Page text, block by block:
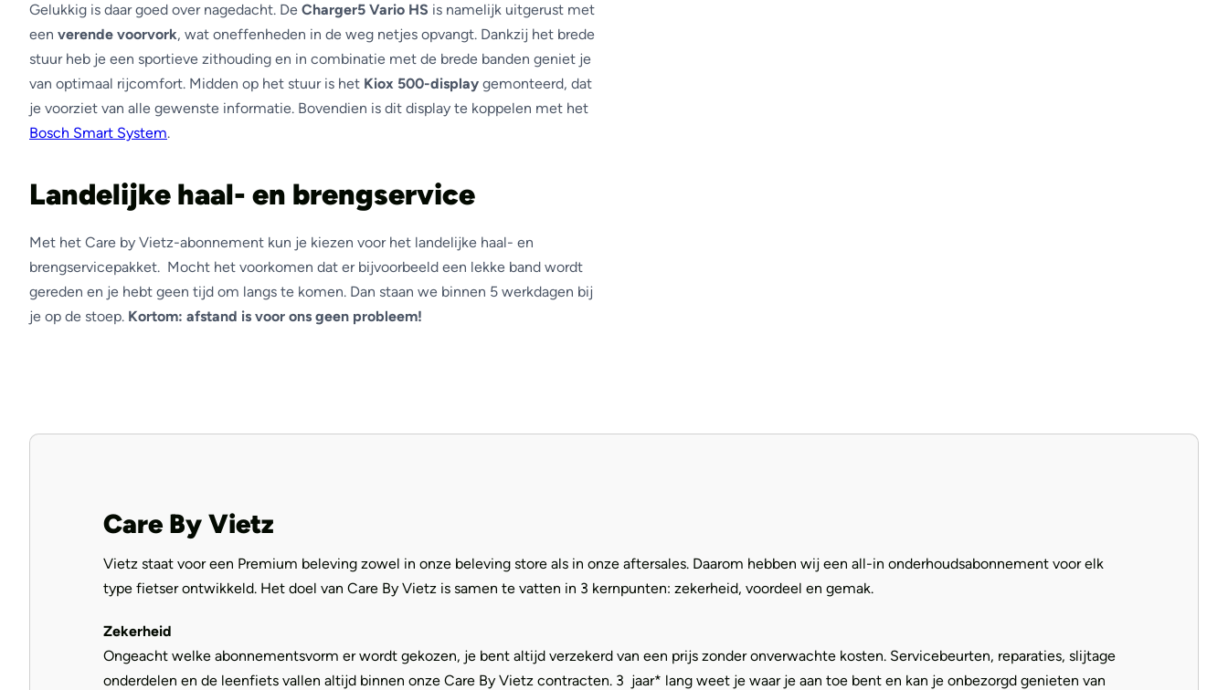
Gelukkig is daar goed over nagedacht. De Charger5 Vario HS is namelijk uitgerust met
een verende voorvork, wat oneffenheden in de weg netjes opvangt. Dankzij het brede
stuur heb je een sportieve zithouding en in combinatie met de brede banden geniet je
van optimaal rijcomfort. Midden op het stuur is het Kiox 500-display gemonteerd, dat
je voorziet van alle gewenste informatie. Bovendien is dit display te koppelen met het
Bosch Smart System.
Landelijke haal- en brengservice
Met het Care by Vietz-abonnement kun je kiezen voor het landelijke haal- en
brengservicepakket. Mocht het voorkomen dat er bijvoorbeeld een lekke band wordt
gereden en je hebt geen tijd om langs te komen. Dan staan we binnen 5 werkdagen bij
je op de stoep. Kortom: afstand is voor ons geen probleem!
Care By Vietz
Vietz staat voor een Premium beleving zowel in onze beleving store als in onze aftersales. Daarom hebben wij een all-in onderhoudsabonnement voor elk
type fietser ontwikkeld. Het doel van Care By Vietz is samen te vatten in 3 kernpunten: zekerheid, voordeel en gemak.
Zekerheid
Ongeacht welke abonnementsvorm er wordt gekozen, je bent altijd verzekerd van een prijs zonder onverwachte kosten. Servicebeurten, reparaties, slijtage
onderdelen en de leenfiets vallen altijd binnen onze Care By Vietz contracten. 3 jaar* lang weet je waar je aan toe bent en kan je onbezorgd genieten van